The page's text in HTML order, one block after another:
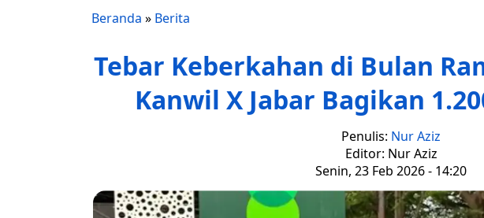
Beranda » Berita
Tebar Keberkahan di Bulan
Kanwil X Jabar Bagikan
Penulis: Nur Aziz
Editor: Nur Aziz
Senin, 23 Feb 2026 - 14:20